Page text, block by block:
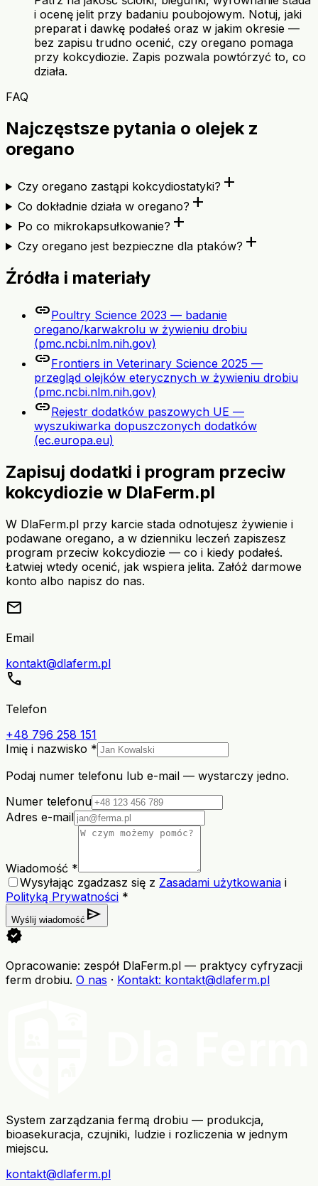
i ocenę jelit przy badaniu poubojowym. Notuj, jaki
preparat i dawkę podałeś oraz w jakim okresie —
bez zapisu trudno ocenić, czy oregano pomaga
przy kokcydiozie. Zapis pozwala powtórzyć to, co
działa.
FAQ
Najczęstsze pytania o olejek z
oregano
Czy oregano zastąpi kokcydiostatyki? add
Co dokładnie działa w oregano? add
Po co mikrokapsułkowanie? add
Czy oregano jest bezpieczne dla ptaków? add
Źródła i materiały
linkPoultry Science 2023 — badanie
oregano/karwakrolu w żywieniu drobiu
(pmc.ncbi.nlm.nih.gov)
linkFrontiers in Veterinary Science 2025 —
przegląd olejków eterycznych w żywieniu drobiu
(pmc.ncbi.nlm.nih.gov)
linkRejestr dodatków paszowych UE —
wyszukiwarka dopuszczonych dodatków
(ec.europa.eu)
Zapisuj dodatki i program przeciw
kokcydiozie w DlaFerm.pl
W DlaFerm.pl przy karcie stada odnotujesz żywienie i
podawane oregano, a w dzienniku leczeń zapiszesz
program przeciw kokcydiozie — co i kiedy podałeś.
Łatwiej wtedy ocenić, jak wspiera jelita. Załóż darmowe
konto albo napisz do nas.
mail
Email
kontakt@dlaferm.pl
call
Telefon
+48 796 258 151
Imię i nazwisko *
Podaj numer telefonu lub e-mail — wystarczy jedno.
Numer telefonu
Adres e-mail
Wiadomość *
Wysyłając zgadzasz się z Zasadami użytkowania i
Polityką Prywatności *
Wyślij wiadomość send
verified
Opracowanie: zespół DlaFerm.pl — praktycy cyfryzacji
ferm drobiu. O nas · Kontakt: kontakt@dlaferm.pl
System zarządzania fermą drobiu — produkcja,
bioasekuracja, czujniki, ludzie i rozliczenia w jednym
miejscu.
kontakt@dlaferm.pl